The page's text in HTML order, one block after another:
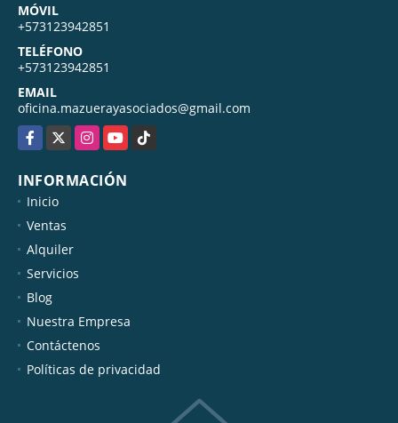
MÓVIL
+573123942851
TELÉFONO
+573123942851
EMAIL
oficina.mazuerayasociados@gmail.com
Facebook
X InstagramYouTubeTikTok
INFORMACIÓN
Inicio
Ventas
Alquiler
Servicios
Blog
Nuestra Empresa
Contáctenos
Políticas de privacidad